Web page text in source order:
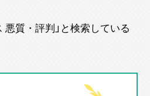
悪質・評判」と検索している